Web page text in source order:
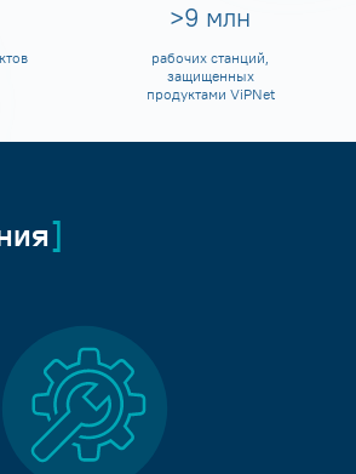
>10 млн
рабочих станций,
защищенных
продуктами ViPNet